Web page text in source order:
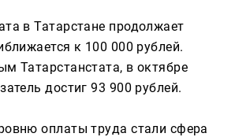
в Татарстане продолжает
к 100 000 рублей.
Татарстанстата, в октябре
достиг 93 900 рублей.
оплаты труда стали сфера